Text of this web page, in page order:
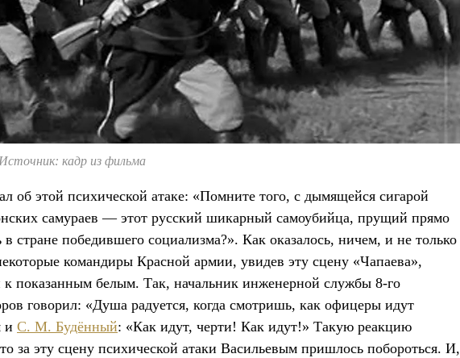
Источник: кадр из фильма
об этой психической атаке: «Помните того, с дымящейся сигарой
самураев — этот русский шикарный самоубийца, прущий прямо
стране победившего социализма?». Как оказалось, ничем, и не только
командиры Красной армии, увидев эту сцену «Чапаева»,
к показанным белым. Так, начальник инженерной службы 8-го
говорил: «Душа радуется, когда смотришь, как офицеры идут
и С. М. Будённый: «Как идут, черти! Как идут!» Такую реакцию
за эту сцену психической атаки Васильевым пришлось побороться. И,